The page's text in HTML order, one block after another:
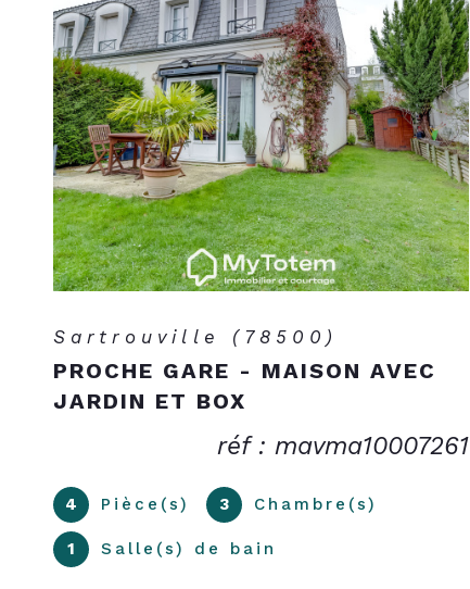
Sartrouville (78500)
DERNIER ÉTAGE - 2 PIÈCES AVEC
BALCON + PARKING
réf : mavap10007581
2 Pièce(s) 1 Chambre(s)
1 Salle(s) de bain